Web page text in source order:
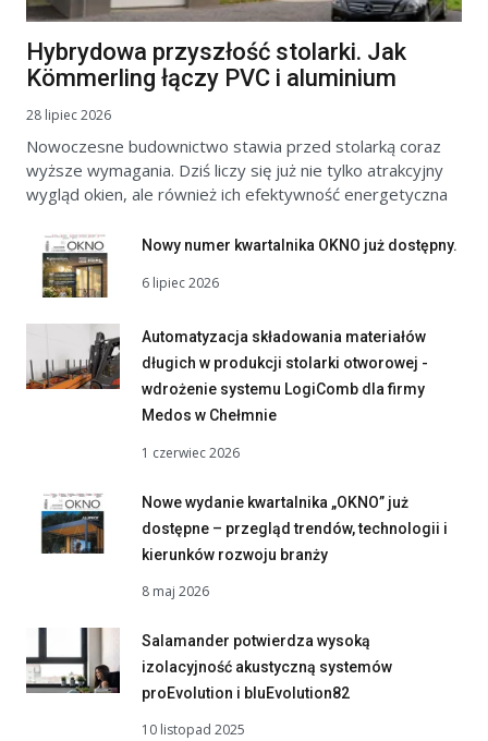
Hybrydowa przyszłość stolarki. Jak
Kömmerling łączy PVC i aluminium
28 lipiec 2026
Nowoczesne budownictwo stawia przed stolarką coraz
wyższe wymagania. Dziś liczy się już nie tylko atrakcyjny
wygląd okien, ale również ich efektywność energetyczna
Nowy numer kwartalnika OKNO już dostępny.
6 lipiec 2026
Automatyzacja składowania materiałów
długich w produkcji stolarki otworowej -
wdrożenie systemu LogiComb dla firmy
Medos w Chełmnie
1 czerwiec 2026
Nowe wydanie kwartalnika „OKNO” już
dostępne – przegląd trendów, technologii i
kierunków rozwoju branży
8 maj 2026
Salamander potwierdza wysoką
izolacyjność akustyczną systemów
proEvolution i bluEvolution82
10 listopad 2025